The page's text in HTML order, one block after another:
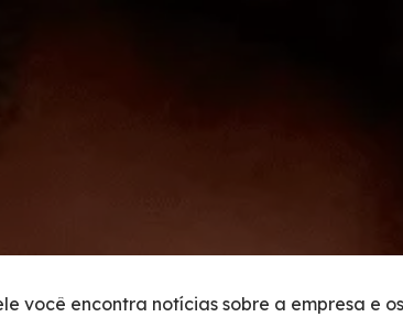
você encontra notícias sobre a empresa e